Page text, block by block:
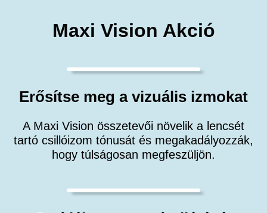
Maxi Vision Akció
Erősítse meg a vizuális izmokat
A Maxi Vision összetevői növelik a lencsét
tartó csillóizom tónusát és megakadályozzák,
hogy túlságosan megfeszüljön.